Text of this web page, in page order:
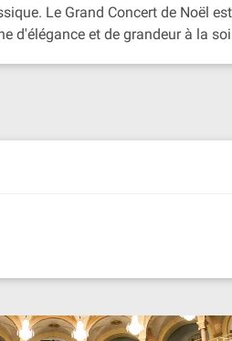
Le Grand Concert de Noël
d'élégance et de grandeur à la